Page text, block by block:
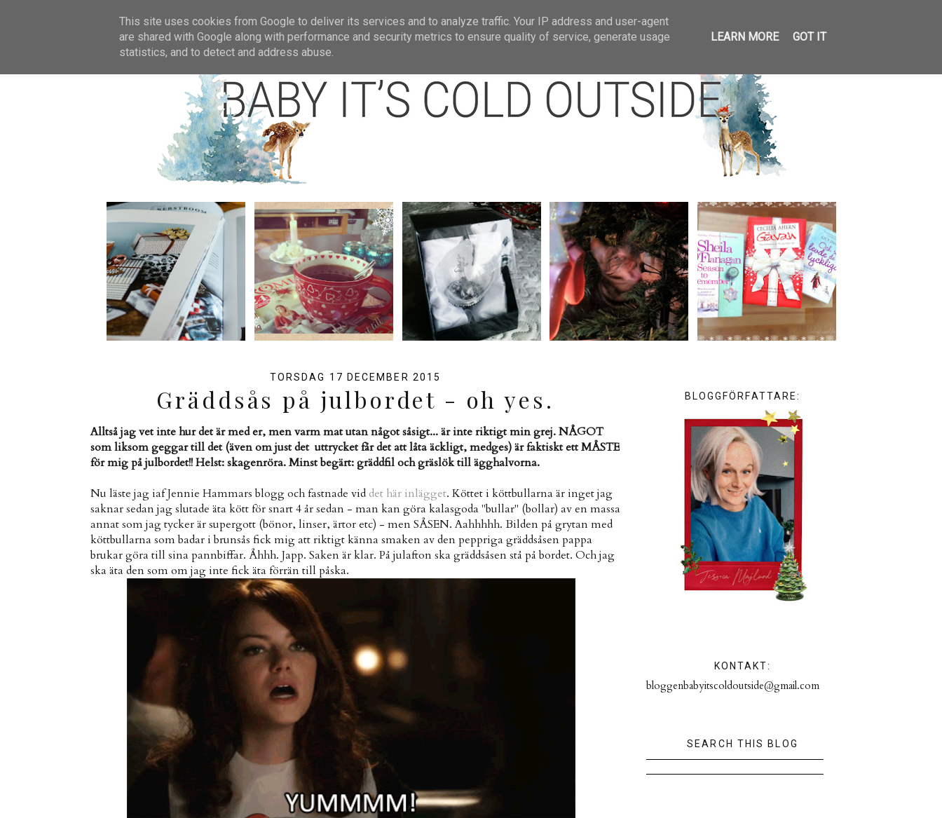
TORSDAG 17 DECEMBER 2015
Gräddsås på julbordet - oh yes.
Alltså jag vet inte hur det är med er, men varm mat utan något såsigt... är inte riktigt min grej. NÅGOT
som liksom geggar till det (även om just det uttrycket får det att låta äckligt, medges) är faktiskt ett MÅSTE
för mig på julbordet!! Helst: skagenröra. Minst begärt: gräddfil och gräslök till ägghalvorna.
Nu läste jag iaf Jennie Hammars blogg och fastnade vid det här inlägget. Köttet i köttbullarna är inget jag
saknar sedan jag slutade äta kött för snart 4 år sedan - man kan göra kalasgoda "bullar" (bollar) av en massa
annat som jag tycker är supergott (bönor, linser, ärtor etc) - men SÅSEN. Aahhhhh. Bilden på grytan med
köttbullarna som badar i brunsås fick mig att riktigt känna smaken av den peppriga gräddsåsen pappa
brukar göra till sina pannbiffar. Åhhh. Japp. Saken är klar. På julafton ska gräddsåsen stå på bordet. Och jag
ska äta den som om jag inte fick äta förrän till påska.
BLOGGFÖRFATTARE:
KONTAKT:
bloggenbabyitscoldoutside@gmail.com
SEARCH THIS BLOG
This site uses cookies from Google to deliver its services and to analyze traffic. Your IP address and user-agent
are shared with Google along with performance and security metrics to ensure quality of service, generate usage
statistics, and to detect and address abuse.
LEARN MORE GOT IT